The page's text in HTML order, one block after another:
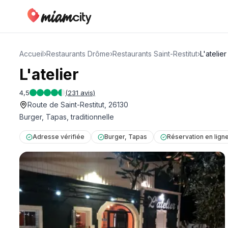
Accueil›Restaurants Drôme›Restaurants Saint-Restitut›L'atelier
L'atelier
4,5 (231 avis)
Route de Saint-Restitut, 26130
Burger, Tapas, traditionnelle
Adresse vérifiée Burger, Tapas Réservation en